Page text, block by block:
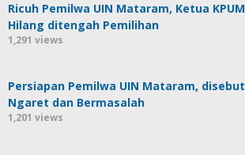
Ricuh Pemilwa UIN Mataram, Ketua KPUM
Hilang ditengah Pemilihan
1,291 views
Persiapan Pemilwa UIN Mataram, disebut
Ngaret dan Bermasalah
1,201 views